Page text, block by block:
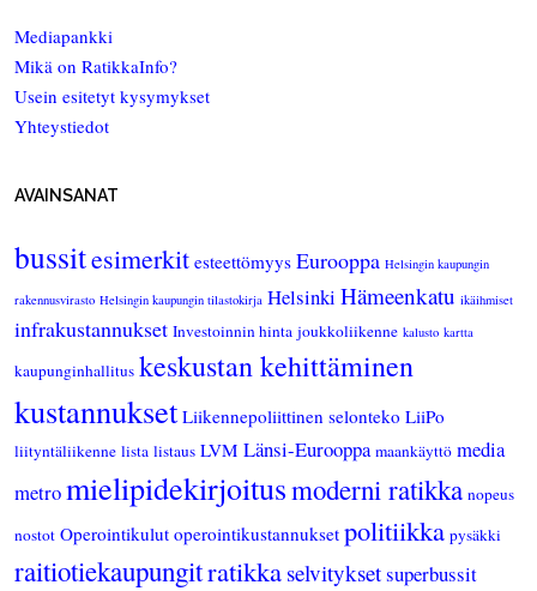
Mediapankki
Mikä on RatikkaInfo?
Usein esitetyt kysymykset
Yhteystiedot
AVAINSANAT
bussitesimerkit esteettömyys Eurooppa Helsingin kaupungin
rakennusvirasto Helsingin kaupungin tilastokirja Helsinki Hämeenkatu ikäihmiset
infrakustannukset Investoinnin hinta joukkoliikenne kalusto kartta
kaupunginhallitus keskustan kehittäminen
kustannukset Liikennepoliittinen selonteko LiiPo
liityntäliikenne lista listaus LVM Länsi-Eurooppa maankäyttö media
metromielipidekirjoitusmoderni ratikka nopeus
nostot Operointikulut operointikustannukset politiikka pysäkki
raitiotiekaupungitratikka selvityksetsuperbussit